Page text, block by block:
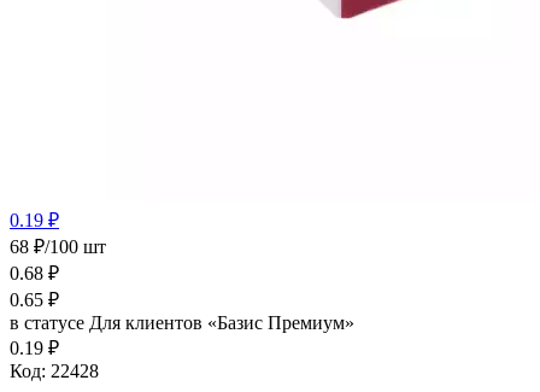
0.19 ₽
68 ₽/100 шт
0.68 ₽
0.65 ₽
в статусе Для клиентов «Базис Премиум»
0.19 ₽
Код: 22428